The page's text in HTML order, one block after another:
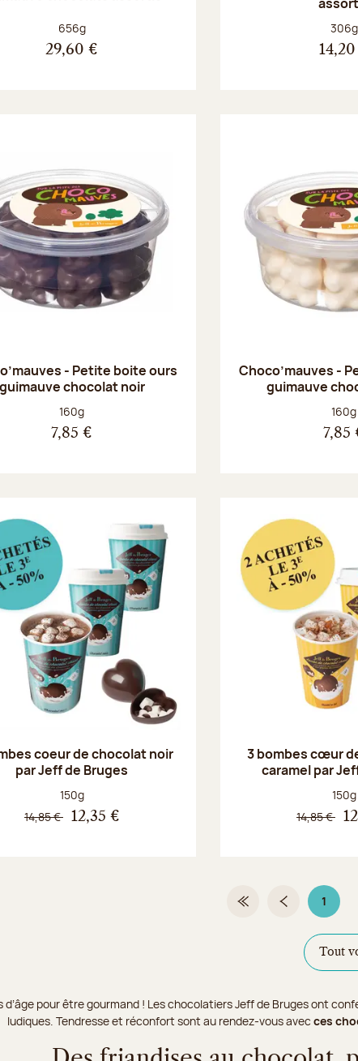
Poids net :
656g
29,60 €
Poids
306g
- Petite boite ours
guimauve chocolat noir
Poids net :
160g
7,85 €
Choco’mauves -
guimauve
160g
7,85
coeur de chocolat noir
par Jeff de Bruges
Poids net :
150g
14,85 € 12,35 €
3 bombes cœur
caramel par
150g
14,85 €
Première page
Page 1Page 1
Tout
d’âge pour être gourmand ! Les chocolatiers Jeff de Bruges ont
ludiques. Tendresse et réconfort sont au rendez-vous avec ces